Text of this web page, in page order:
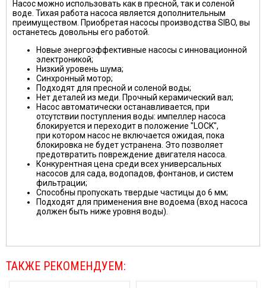
Насос можно использовать как в пресной, так и соленой
воде. Тихая работа насоса является дополнительным
преимуществом. Приобретая насосы производства SIBO, вы
останетесь довольны его работой.
Новые энергоэффективные насосы с инновационной
электроникой;
Низкий уровень шума;
Синхронный мотор;
Подходят для пресной и соленой воды;
Нет деталей из меди. Прочный керамический вал;
Насос автоматически останавливается, при
отсутствии поступления воды: импеллер насоса
блокируется и переходит в положение "LOCK",
при котором насос не включается ожидая, пока
блокировка не будет устранена. Это позволяет
предотвратить повреждение двигателя насоса.
Конкурентная цена среди всех универсальных
насосов для сада, водопадов, фонтанов, и систем
фильтрации;
Способны пропускать твердые частицы до 6 мм;
Подходят для применения вне водоема (вход насоса
должен быть ниже уровня воды).
ТАКЖЕ РЕКОМЕНДУЕМ: